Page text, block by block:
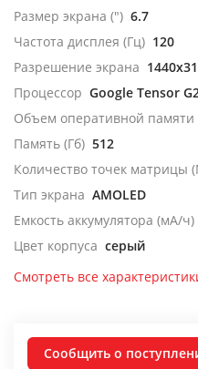
Размер экрана (") 6.7
Частота дисплея (Гц) 120
Разрешение экрана
Процессор Google Tensor
Объем оперативной
Память (Гб) 512
Количество точек матрицы
Тип экрана AMOLED
Емкость аккумулятора (мА/ч)
Цвет корпуса серый
Смотреть все
Сообщить о